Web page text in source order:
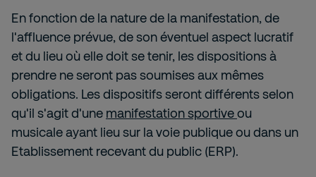
En fonction de la nature de la manifestation, de
l'affluence prévue, de son éventuel aspect lucratif
et du lieu où elle doit se tenir, les dispositions à
prendre ne seront pas soumises aux mêmes
obligations. Les dispositifs seront différents selon
qu'il s'agit d'une manifestation sportiveou
musicale ayant lieu sur la voie publique ou dans un
Etablissement recevant du public (ERP).